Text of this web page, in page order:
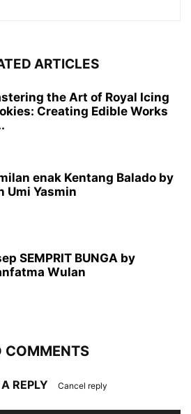
ARTICLES
the Art of Royal Icing
Creating Edible Works
enak Kentang Balado by
Umi Yasmin
SEMPRIT BUNGA by
Wulan
COMMENTS
REPLY Cancel reply